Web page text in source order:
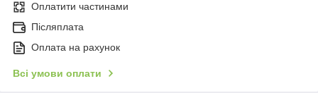
Оплатити частинами
Післяплата
Оплата на рахунок
Всі умови оплати